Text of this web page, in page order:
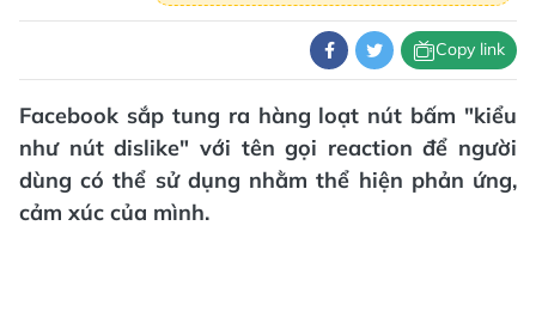
Copy link
Facebook sắp tung ra hàng loạt nút bấm "kiểu
như nút dislike" với tên gọi reaction để người
dùng có thể sử dụng nhằm thể hiện phản ứng,
cảm xúc của mình.